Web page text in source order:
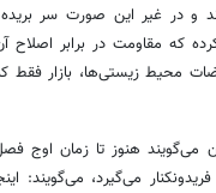
در غیر این صورت سر بریده
که مقاومت در برابر اصلاح
محیط زیستی‌ها، بازار فقط
می‌گویند هنوز تا زمان اوج
می‌گیرد، می‌گویند: